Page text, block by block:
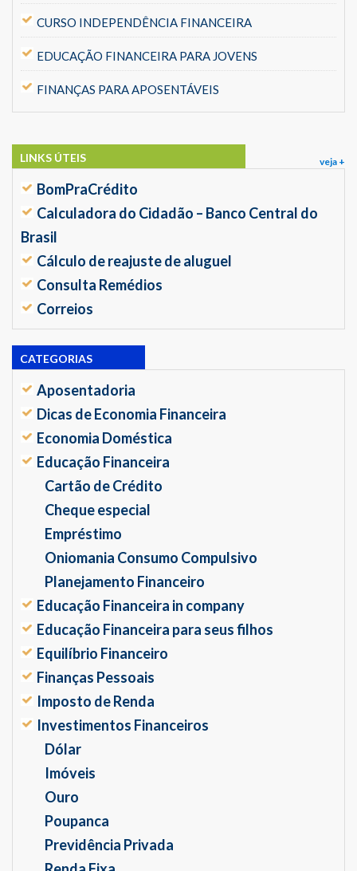
CURSO INDEPENDÊNCIA FINANCEIRA
EDUCAÇÃO FINANCEIRA PARA JOVENS
FINANÇAS PARA APOSENTÁVEIS
veja +
LINKS ÚTEIS
BomPraCrédito
Calculadora do Cidadão – Banco Central do
Brasil
Cálculo de reajuste de aluguel
Consulta Remédios
Correios
CATEGORIAS
Aposentadoria
Dicas de Economia Financeira
Economia Doméstica
Educação Financeira
Cartão de Crédito
Cheque especial
Empréstimo
Oniomania Consumo Compulsivo
Planejamento Financeiro
Educação Financeira in company
Educação Financeira para seus filhos
Equilíbrio Financeiro
Finanças Pessoais
Imposto de Renda
Investimentos Financeiros
Dólar
Imóveis
Ouro
Poupanca
Previdência Privada